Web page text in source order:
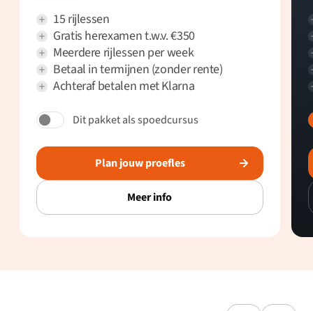
15 rijlessen
Gratis herexamen t.w.v. €350
Meerdere rijlessen per week
Betaal in termijnen (zonder rente)
Achteraf betalen met Klarna
Dit pakket als spoedcursus
Plan jouw proefles
Meer info